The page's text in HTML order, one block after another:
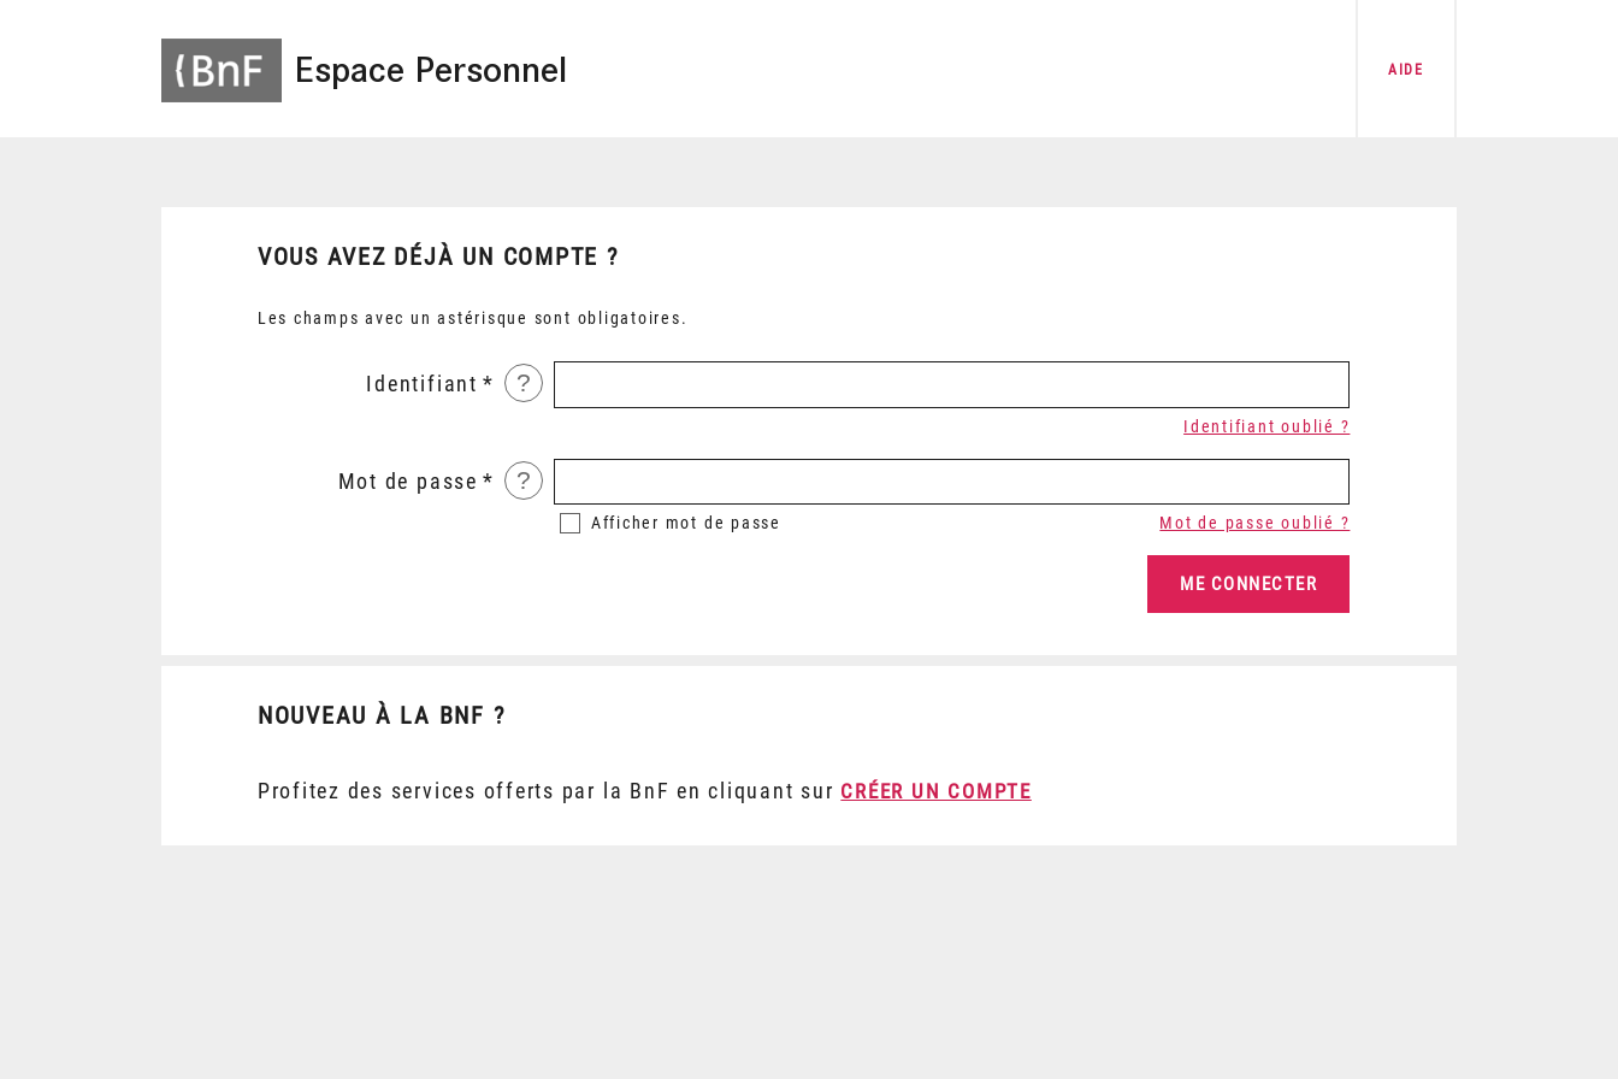
Espace Personnel AIDE
VOUS AVEZ DÉJÀ UN COMPTE ?
Les champs avec un astérisque sont obligatoires.
Identifiant ?
Identifiant oublié ?
Mot de passe ?
Afficher mot de passe Mot de passe oublié ?
NOUVEAU À LA BNF ?
Profitez des services offerts par la BnF en cliquant sur CRÉER UN COMPTE